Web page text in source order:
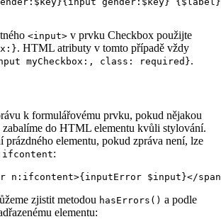
<input> v prvku Checkbox použijte
. HTML atributy v tomto případě vždy
myCheckbox:, class: required}.
k formulářovému prvku, pokud nějakou
do HTML elementu kvůli stylování.
prázdného elementu, pokud zpráva není, lze
:
zjistit metodou hasErrors() a podle
elementu: